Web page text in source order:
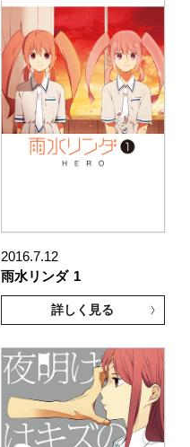
2016.7.12
雨水リンダ 1
詳しく見る